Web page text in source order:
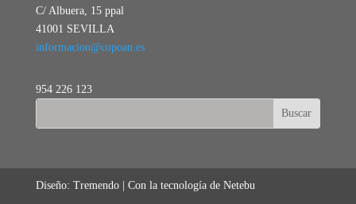
C/ Albuera, 15 ppal
41001 SEVILLA
informacion@copoan.es
954 226 123
Diseño: Tremendo | Con la tecnología de Netebu